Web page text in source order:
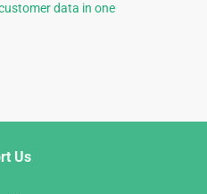
data in one
Us